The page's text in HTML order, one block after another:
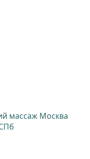
массаж Москва